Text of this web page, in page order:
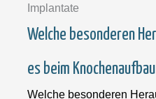
Implantate
Welche besonderen
es beim
Welche besonderen